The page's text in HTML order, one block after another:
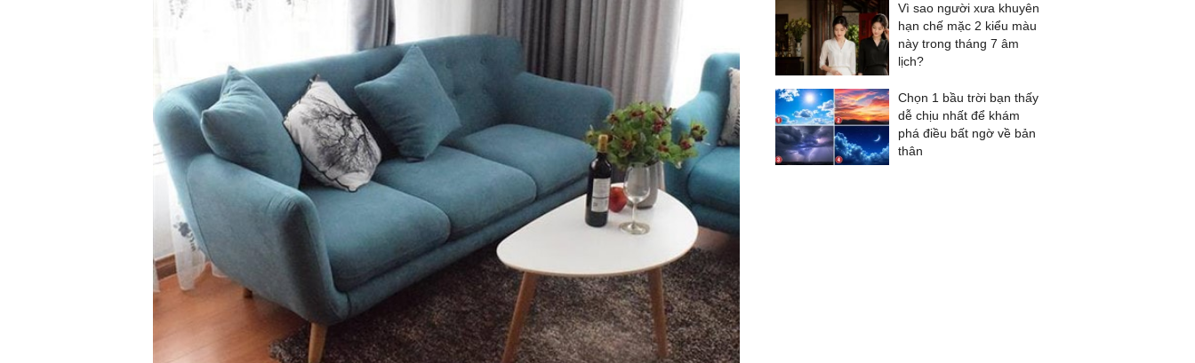
Vì sao người xưa khuyên
hạn chế mặc 2 kiểu màu
này trong tháng 7 âm
lịch?
Chọn 1 bầu trời bạn thấy
dễ chịu nhất để khám
phá điều bất ngờ về bản
thân